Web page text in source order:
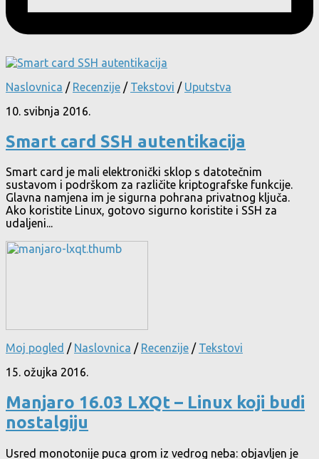
Naslovnica / Recenzije / Tekstovi / Uputstva
10. svibnja 2016.
Smart card SSH autentikacija
Smart card je mali elektronički sklop s datotečnim
sustavom i podrškom za različite kriptografske funkcije.
Glavna namjena im je sigurna pohrana privatnog ključa.
Ako koristite Linux, gotovo sigurno koristite i SSH za
udaljeni...
Moj pogled / Naslovnica / Recenzije / Tekstovi
15. ožujka 2016.
Manjaro 16.03 LXQt – Linux koji budi
nostalgiju
Usred monotonije puca grom iz vedrog neba: objavljen je